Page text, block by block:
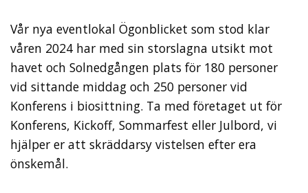
Vår nya eventlokal Ögonblicket som stod klar
våren 2024 har med sin storslagna utsikt mot
havet och Solnedgången plats för 180 personer
vid sittande middag och 250 personer vid
Konferens i biosittning. Ta med företaget ut för
Konferens, Kickoff, Sommarfest eller Julbord, vi
hjälper er att skräddarsy vistelsen efter era
önskemål.